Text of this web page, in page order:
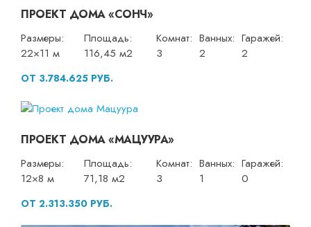
ПРОЕКТ ДОМА «СОНЧ»
Размеры:
22×11 м
Площадь:
116,45 м2
Комнат:
3
Ванных:
2
Гаражей:
2
ОТ 3.784.625 РУБ.
ПРОЕКТ ДОМА «МАЦУУРА»
Размеры:
12×8 м
Площадь:
71,18 м2
Комнат:
3
Ванных:
1
Гаражей:
0
ОТ 2.313.350 РУБ.